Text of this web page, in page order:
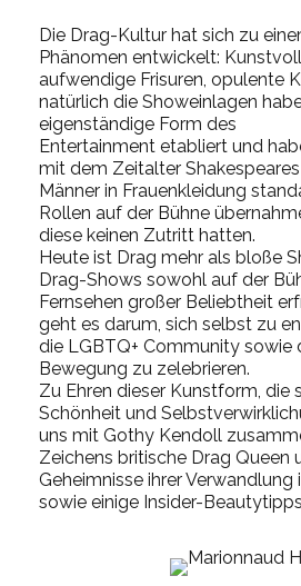
Die Drag-Kultur hat sich zu
Phänomen entwickelt:
aufwendige Frisuren, opulente
natürlich die Showeinlagen
eigenständige Form des
Entertainment etabliert und
mit dem Zeitalter
Männer in Frauenkleidung
Rollen auf der Bühne
diese keinen Zutritt hatten.
Heute ist Drag mehr als bloße
Drag-Shows sowohl auf der
Fernsehen großer Beliebtheit
geht es darum, sich selbst zu
die LGBTQ+ Community sowie
Bewegung zu zelebrieren.
Zu Ehren dieser Kunstform, die
Schönheit und
uns mit Gothy Kendoll
Zeichens britische Drag Queen
Geheimnisse ihrer Verwandlung
sowie einige Insider-